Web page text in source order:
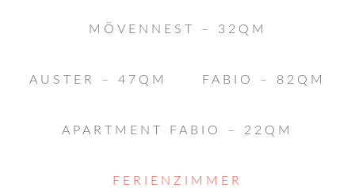
MÖVENNEST – 32QM
AUSTER – 47QM FABIO – 82QM
APARTMENT FABIO – 22QM
FERIENZIMMER